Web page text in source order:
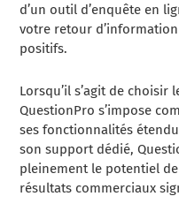
d’un outil d’enquête en
votre retour
positifs.
Lorsqu’il s’agit de
QuestionPro s’impose
ses fonctionnalités
son support dédié,
pleinement le potentiel
résultats commerciaux